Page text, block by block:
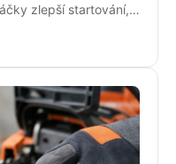
zlepší startování,